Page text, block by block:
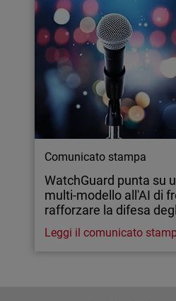
Comunicato stampa
WatchGuard punta su
multi-modello all'AI di
rafforzare la difesa
Leggi il comunicato